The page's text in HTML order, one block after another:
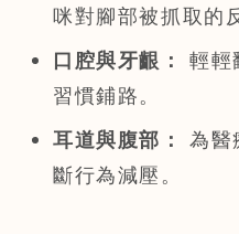
咪對腳部被抓取的
口腔與牙齦：
輕輕
習慣鋪路。
耳道與腹部：
為醫
斷行為減壓。